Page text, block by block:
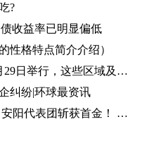
?
收益率已明显偏低
性格特点简介介绍）
环球通讯！增城新塘镇龙舟节6月29日举行，这些区域及路段将有交通管制
纠纷|环球最资讯
河南省第四届运动会赛场传喜讯 安阳代表团斩获首金！ 环球新要闻